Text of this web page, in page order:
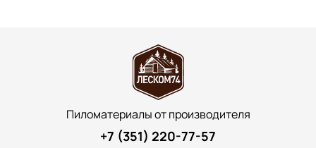
Пиломатериалы от производителя
+7 (351) 220-77-57